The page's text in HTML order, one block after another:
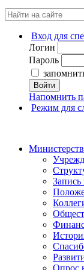
Вход для
Логин
Пароль
Войти
Напомнить
Режим для
Запись
Опрос